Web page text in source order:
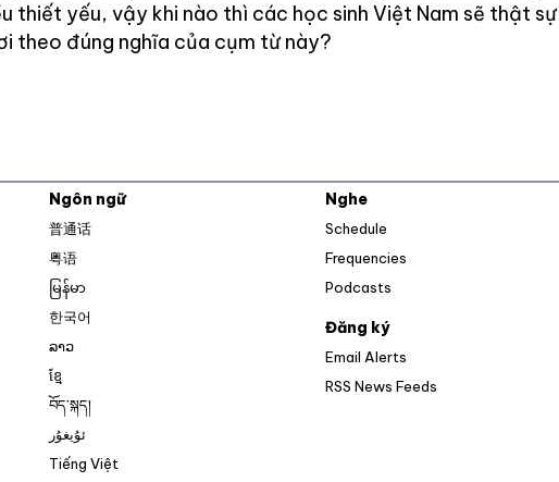
thiết yếu, vậy khi nào thì các học sinh Việt Nam sẽ thật
theo đúng nghĩa của cụm từ này?
Ngôn ngữ
普通话
粤语
မြန်မာ
한국어
ລາວ
ខ្មែ
བོད་སྐད།
ئۇيغۇر
Tiếng Việt
Nghe
Schedule
Frequencies
Podcasts
Đăng ký
Email Alerts
RSS News Feeds